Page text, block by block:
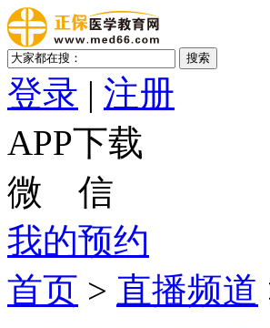
登录 | 注册
APP下载
微 信
我的预约
首页 > 直播频道